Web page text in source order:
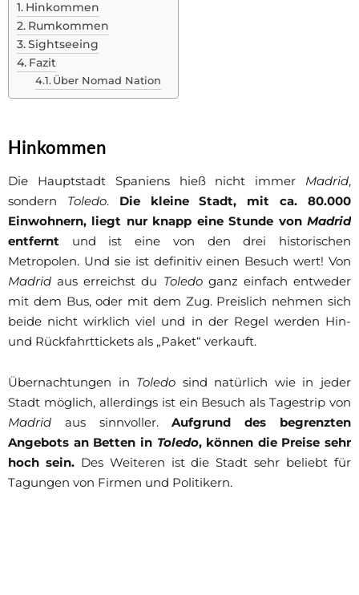
Hinkommen
Rumkommen
Sightseeing
Fazit
Über Nomad Nation
Hinkommen
Die Hauptstadt Spaniens hieß nicht immer Madrid,
sondern Toledo. Die kleine Stadt, mit ca. 80.000
Einwohnern, liegt nur knapp eine Stunde von Madrid
entfernt und ist eine von den drei historischen
Metropolen. Und sie ist definitiv einen Besuch wert! Von
Madrid aus erreichst du Toledoganz einfach entweder
mit dem Bus, oder mit dem Zug. Preislich nehmen sich
beide nicht wirklich viel und in der Regel werden Hin-
und Rückfahrttickets als „Paket“ verkauft.
Übernachtungen in Toledo sind natürlich wie in jeder
Stadt möglich, allerdings ist ein Besuch als Tagestrip von
Madrid aus sinnvoller.Aufgrund des begrenzten
Angebots an Betten in Toledo, können die Preise sehr
hoch sein.Des Weiteren ist die Stadt sehr beliebt für
Tagungen von Firmen und Politikern.